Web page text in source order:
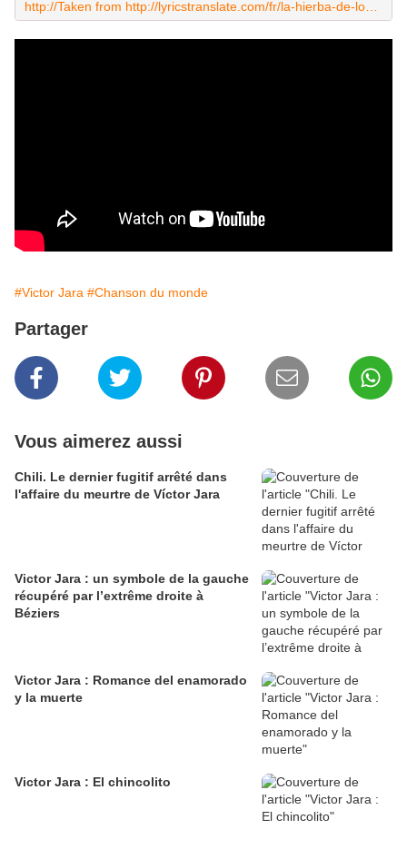
#Victor Jara #Chanson du monde
Partager
Vous aimerez aussi
Chili. Le dernier fugitif arrêté dans
l'affaire du meurtre de Víctor Jara
Victor Jara : un symbole de la gauche
récupéré par l’extrême droite à
Béziers
Victor Jara : Romance del enamorado
y la muerte
Victor Jara : El chincolito